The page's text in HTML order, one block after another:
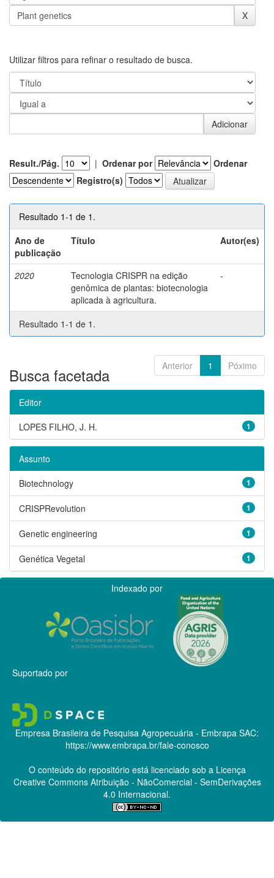
Utilizar filtros para refinar o resultado de busca.
Result./Pág. | Ordenar por
Ordenar
Registro(s)
Resultado 1-1 de 1.
Ano de
publicação
Título Autor(es)
2020
Tecnologia CRISPR na edição
genômica de plantas: biotecnologia
aplicada à agricultura.
-
Resultado 1-1 de 1.
Anterior 1 Póximo
Busca facetada
Editor
1
LOPES FILHO, J. H.
Assunto
1
Biotechnology
1
CRISPRevolution
1
Genetic engineering
1
Genética Vegetal
Indexado por
Suportado por
Empresa Brasileira de Pesquisa Agropecuária - Embrapa SAC:
https://www.embrapa.br/fale-conosco
O conteúdo do repositório está licenciado sob a Licença
Creative CommonsAtribuição - NãoComercial - SemDerivações
4.0 Internacional.